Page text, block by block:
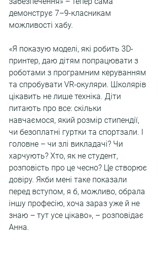
демонструє 7–9-класникам
можливості хабу.
«Я показую моделі, які робить 3D-
принтер, даю дітям попрацювати з
роботами з програмним керуванням
та спробувати VR-окуляри. Школярів
цікавить не лише техніка. Діти
питають про все: скільки
навчаємося, який розмір стипендії,
чи безоплатні гуртки та спортзали. І
головне – чи злі викладачі? Чи
харчують? Хто, як не студент,
розповість про це чесно? Це створює
довіру. Якби мені таке показали
перед вступом, я б, можливо, обрала
іншу професію, хоча зараз уже й не
знаю – тут усе цікаво», – розповідає
Анна.